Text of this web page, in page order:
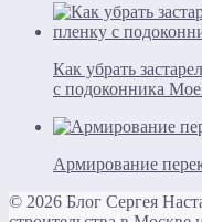
Как убрать
с подоконника
Армирование
© 2026 Блог Сергея